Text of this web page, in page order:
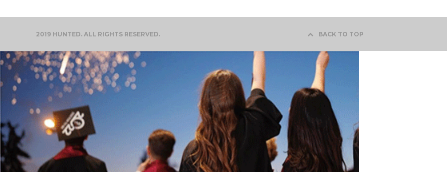
2019 HUNTED. ALL RIGHTS RESERVED. BACK TO TOP